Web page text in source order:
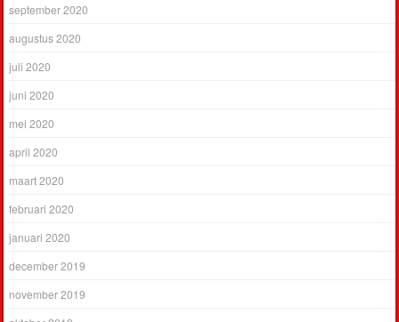
september 2020
augustus 2020
juli 2020
juni 2020
mei 2020
april 2020
maart 2020
februari 2020
januari 2020
december 2019
november 2019